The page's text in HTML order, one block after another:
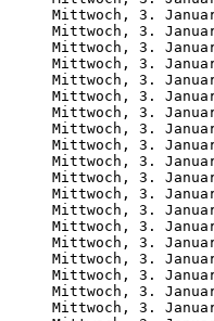
Mittwoch, 3.
Mittwoch, 3.
Mittwoch, 3.
Mittwoch, 3.
Mittwoch, 3.
Mittwoch, 3.
Mittwoch, 3.
Mittwoch, 3.
Mittwoch, 3.
Mittwoch, 3.
Mittwoch, 3.
Mittwoch, 3.
Mittwoch, 3.
Mittwoch, 3.
Mittwoch, 3.
Mittwoch, 3.
Mittwoch, 3.
Mittwoch, 3.
Mittwoch, 3.